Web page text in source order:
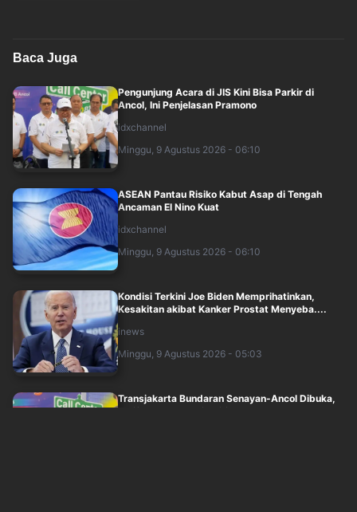
Baca Juga
Pengunjung Acara di JIS Kini Bisa Parkir di
Ancol, Ini Penjelasan Pramono
idxchannel
Minggu, 9 Agustus 2026 - 06:10
ASEAN Pantau Risiko Kabut Asap di Tengah
Ancaman El Nino Kuat
idxchannel
Minggu, 9 Agustus 2026 - 06:10
Kondisi Terkini Joe Biden Memprihatinkan,
Kesakitan akibat Kanker Prostat Menyeba....
inews
Minggu, 9 Agustus 2026 - 05:03
Transjakarta Bundaran Senayan-Ancol Dibuka,
Tarif Awal Rp1, Intip Titik Pemberhen....